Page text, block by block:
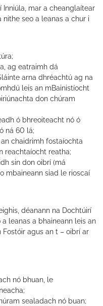
Inniúla, mar a cheanglaítear
nithe seo a leanas a chur i
ag eatraimh dá
arna dhréachtú ag na
leis an mBainistíocht
don chúram
ó bhreoiteacht nó ó
ná 60 lá;
chaidrimh fostaíochta
reachtaíocht reatha;
sin don oibrí (má
mbaineann siad le rioscaí
déanann na Dochtúirí
leanas a bhaineann leis an
agus an t – oibrí ar
nó bhuan, le
sealadach nó buan;